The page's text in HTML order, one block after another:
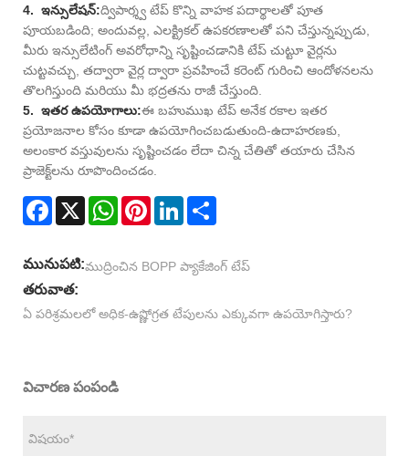
4. ఇన్సులేషన్:ద్విపార్శ్వ టేప్ కొన్ని వాహక పదార్థాలతో పూత
పూయబడింది; అందువల్ల, ఎలక్ట్రికల్ ఉపకరణాలతో పని చేస్తున్నప్పుడు,
మీరు ఇన్సులేటింగ్ అవరోధాన్ని సృష్టించడానికి టేప్ చుట్టూ వైర్లను
చుట్టవచ్చు, తద్వారా వైర్ల ద్వారా ప్రవహించే కరెంట్ గురించి ఆందోళనలను
తొలగిస్తుంది మరియు మీ భద్రతను రాజీ చేస్తుంది.
5. ఇతర ఉపయోగాలు:ఈ బహుముఖ టేప్ అనేక రకాల ఇతర
ప్రయోజనాల కోసం కూడా ఉపయోగించబడుతుంది-ఉదాహరణకు,
అలంకార వస్తువులను సృష్టించడం లేదా చిన్న చేతితో తయారు చేసిన
ప్రాజెక్ట్‌లను రూపొందించడం.
Facebook
X WhatsAppPinterestLinkedIn
మునుపటి:ముద్రించిన BOPP ప్యాకేజింగ్ టేప్
తరువాత:
ఏ పరిశ్రమలలో అధిక-ఉష్ణోగ్రత టేపులను ఎక్కువగా ఉపయోగిస్తారు?
విచారణ పంపండి